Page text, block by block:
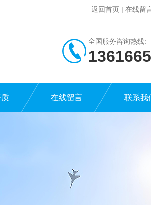
返回首页 | 在线留
全国服务咨询热线:
在线留言 联系我